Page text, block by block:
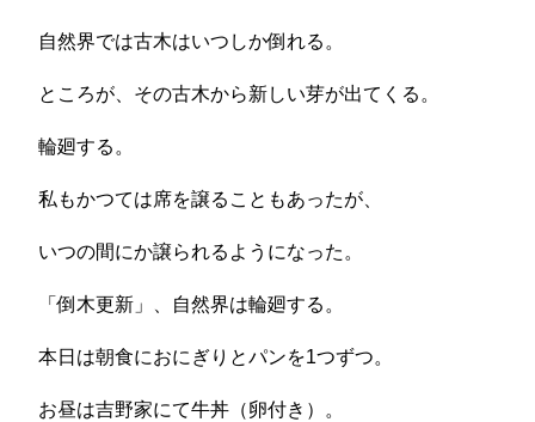
自然界では古木はいつしか倒れる。
ところが、その古木から新しい芽が出てくる。
輪廻する。
私もかつては席を譲ることもあったが、
いつの間にか譲られるようになった。
「倒木更新」、自然界は輪廻する。
本日は朝食におにぎりとパンを1つずつ。
お昼は吉野家にて牛丼（卵付き）。